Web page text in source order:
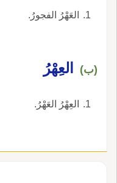
العَهْرُ الفجورُ.
(ب) العِهْرُ
العِهْرُ العَهْرُ.